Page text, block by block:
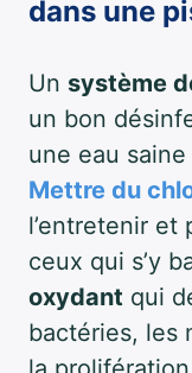
dans une
Un système
un bon
une eau
Mettre du
l’entretenir et
ceux qui s’y
oxydant qui
bactéries, les